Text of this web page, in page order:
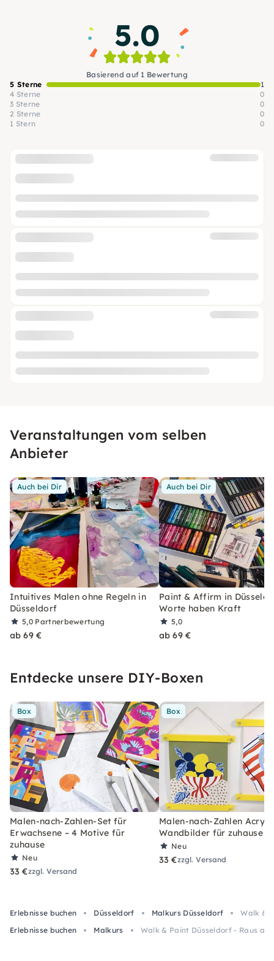
5.0
Basierend auf 1 Bewertung
5 Sterne
1
4 Sterne
0
3 Sterne
0
2 Sterne
0
1 Stern
0
Veranstaltungen vom selben
Anbieter
Auch bei Dir
Intuitives Malen ohne Regeln in
Düsseldorf
5,0 Partnerbewertung
ab 69 €
Auch bei Dir
Paint & Affirm in
Worte haben Kraft
5,0
ab 69 €
Entdecke unsere DIY-Boxen
Box
Malen-nach-Zahlen-Set für
Erwachsene – 4 Motive für
zuhause
Neu
33 €zzgl. Versand
Box
Malen-nach-Zahlen Acryl-
Wandbilder für zuhause
Neu
33 €zzgl. Versand
Erlebnisse buchen Düsseldorf Malkurs Düsseldorf
Walk &
Erlebnisse buchen
Malkurs Walk & Paint Düsseldorf - Raus